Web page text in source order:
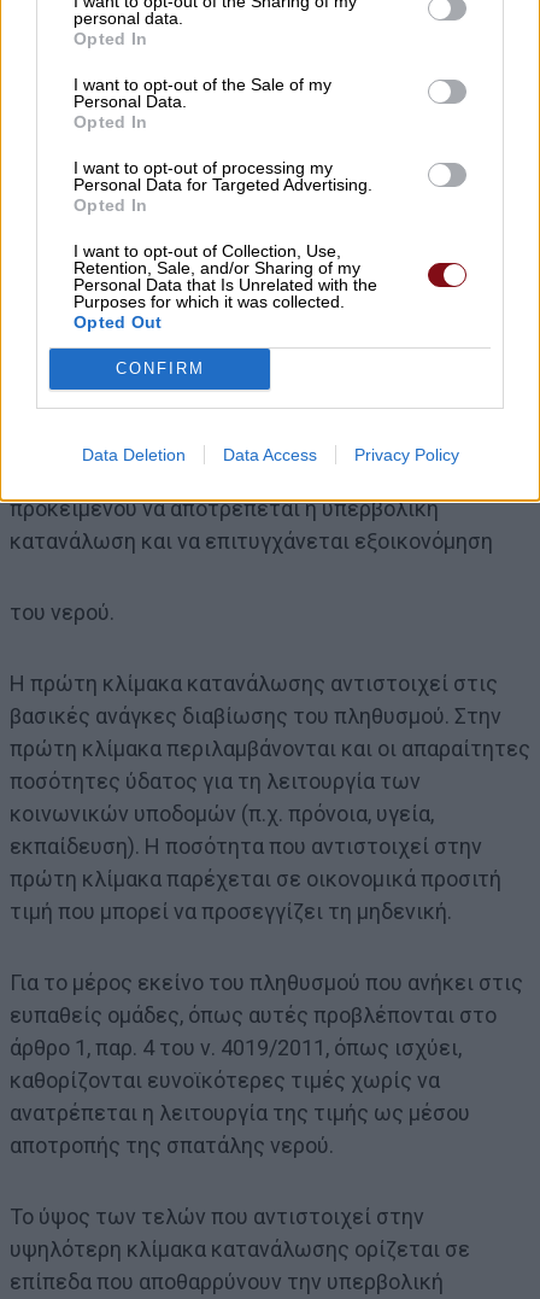
personal data.
Opted In
I want to opt-out of the Sale of my
Personal Data.
Opted In
I want to opt-out of processing my
Personal Data for Targeted Advertising.
Opted In
I want to opt-out of Collection, Use,
Retention, Sale, and/or Sharing of my
Personal Data that Is Unrelated with the
Purposes for which it was collected.
Opted Out
CONFIRM
Data Deletion Data Access Privacy Policy
Τα τιμολόγια προσδιορίζονται από τους
παρόχους των υπηρεσιών παροχής νερού
ύδρευσης και των υπηρεσιών αποχέτευσης και
επεξεργασίας λυμάτων (πάγια ή/και
αρμόδια αρχή, σύμφωνα με τις σχετικές
προβλέψεις της κείμενης νομοθεσίας. Ο
προσδιορισμός των τιμολογίων γίνεται κατά
τρόπο ώστε τα συνολικά έσοδα να καλύπτουν
το συνολικό κόστος των υπηρεσιών ύδατος
του συγκεκριμένου παρόχου
Κάθε πάροχος ορίζει περισσότερες της μίας
αύξουσες κλίμακες κατανάλωσης και αντιστοίχως
προκειμένου να αποτρέπεται η υπερβολική
κατανάλωση και να επιτυγχάνεται εξοικονόμηση
του νερού.
H πρώτη κλίμακα κατανάλωσης αντιστοιχεί στις
βασικές ανάγκες διαβίωσης του πληθυσμού. Στην
πρώτη κλίμακα περιλαμβάνονται και οι απαραίτητες
ποσότητες ύδατος για τη λειτουργία των
κοινωνικών υποδομών (π.χ. πρόνοια, υγεία,
εκπαίδευση). Η ποσότητα που αντιστοιχεί στην
πρώτη κλίμακα παρέχεται σε οικονομικά προσιτή
τιμή που μπορεί να προσεγγίζει τη μηδενική.
Για το μέρος εκείνο του πληθυσμού που ανήκει στις
ευπαθείς ομάδες, όπως αυτές προβλέπονται στο
άρθρο 1, παρ. 4 του ν. 4019/2011, όπως ισχύει,
καθορίζονται ευνοϊκότερες τιμές χωρίς να
ανατρέπεται η λειτουργία της τιμής ως μέσου
αποτροπής της σπατάλης νερού.
Το ύψος των τελών που αντιστοιχεί στην
υψηλότερη κλίμακα κατανάλωσης ορίζεται σε
επίπεδα που αποθαρρύνουν την υπερβολική